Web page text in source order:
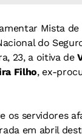
Mista
do
23, a oitiva de
Filho, ex-
os servidores
em abril